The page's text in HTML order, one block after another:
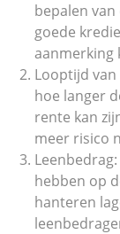
bepalen
goede
aanmerking
Looptijd
hoe langer
rente kan
meer risico
hebben op
hanteren